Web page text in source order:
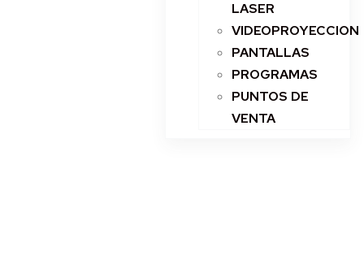
LASER
VIDEOPROYECCION
PANTALLAS
PROGRAMAS
PUNTOS DE
VENTA